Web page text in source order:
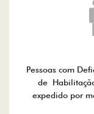
Pessoas com
de
expedido por